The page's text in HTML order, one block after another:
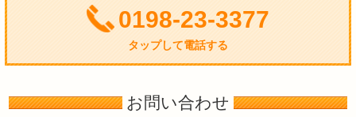
0198-23-3377
タップして電話する
お問い合わせ